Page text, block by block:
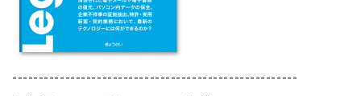
------------------------------------------------------